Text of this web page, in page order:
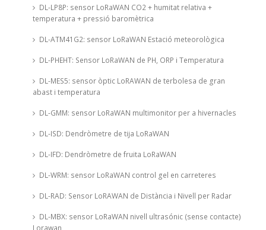
DL-LP8P: sensor LoRaWAN CO2 + humitat relativa +
temperatura + pressió baromètrica
DL-ATM41G2: sensor LoRaWAN Estació meteorològica
DL-PHEHT: Sensor LoRaWAN de PH, ORP i Temperatura
DL-MES5: sensor òptic LoRAWAN de terbolesa de gran
abast i temperatura
DL-GMM: sensor LoRaWAN multimonitor per a hivernacles
DL-ISD: Dendròmetre de tija LoRaWAN
DL-IFD: Dendròmetre de fruita LoRaWAN
DL-WRM: sensor LoRaWAN control gel en carreteres
DL-RAD: Sensor LoRAWAN de Distància i Nivell per Radar
DL-MBX: sensor LoRaWAN nivell ultrasónic (sense contacte)
Lorawan